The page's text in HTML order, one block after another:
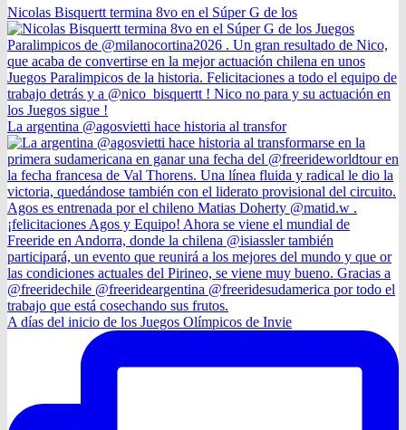
Nicolas Bisquertt termina 8vo en el Súper G de los
La argentina @agosvietti hace historia al transfor
A días del inicio de los Juegos Olímpicos de Invie